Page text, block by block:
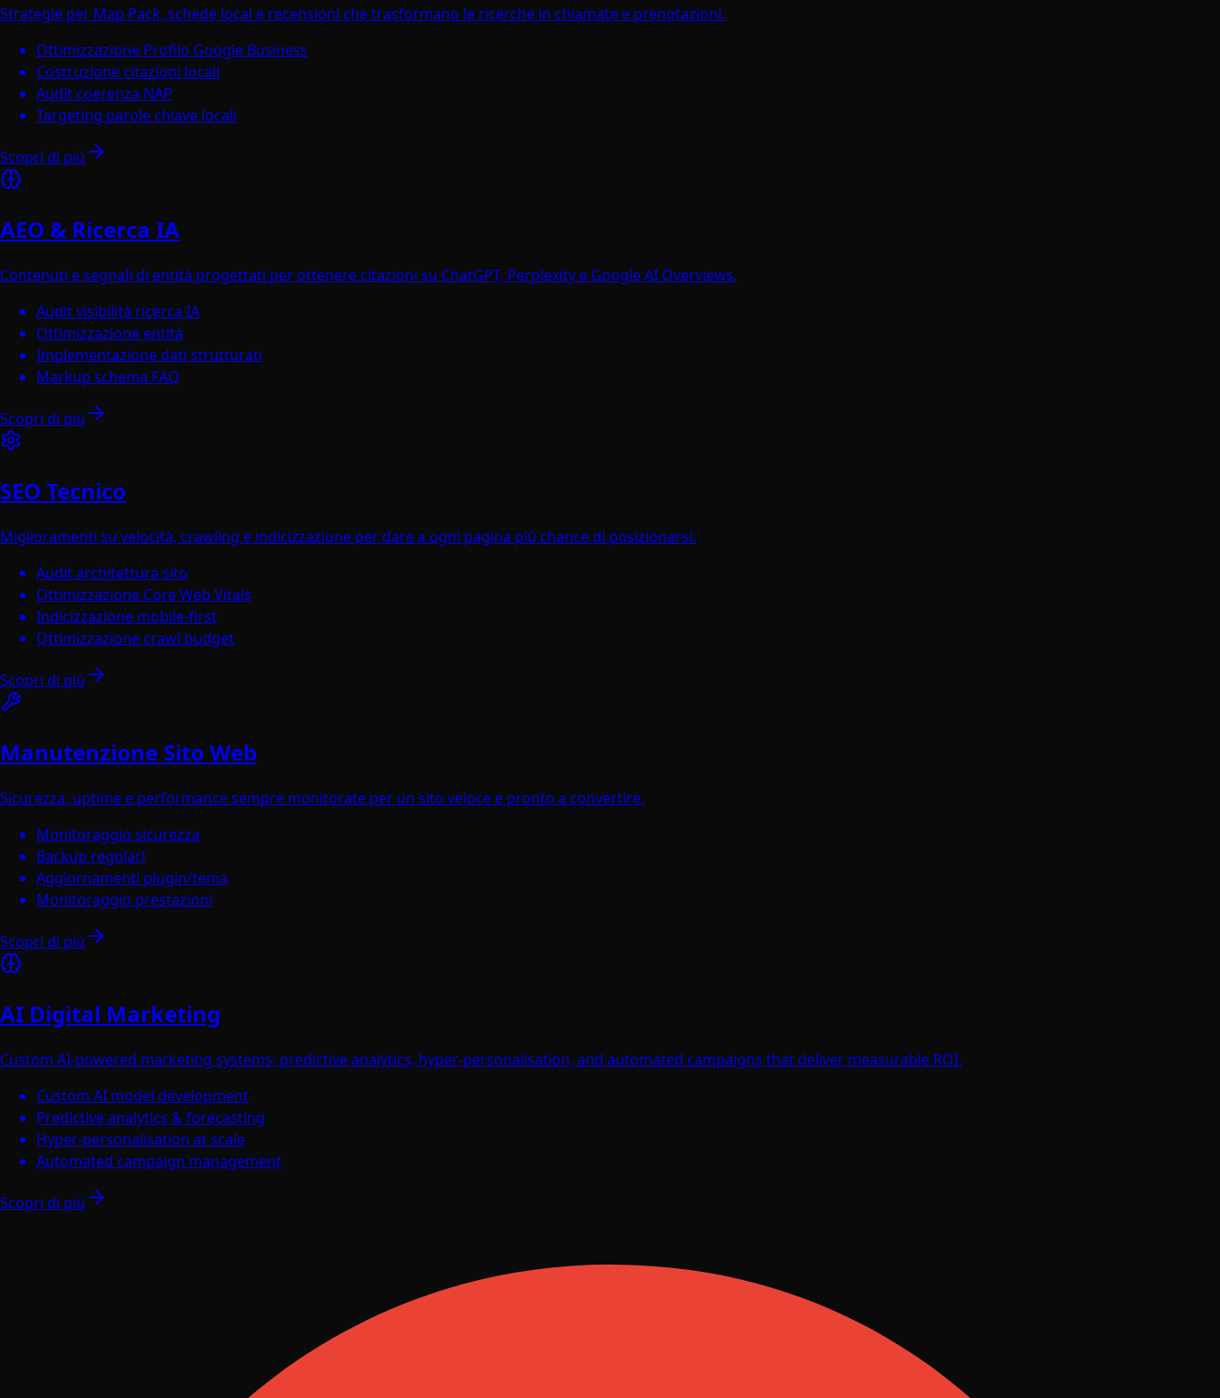
Strategie per Map Pack, schede local e recensioni che trasformano le ricerche in chiamate e prenotazioni.
Ottimizzazione Profilo Google Business
Costruzione citazioni locali
Audit coerenza NAP
Targeting parole chiave locali
Scopri di più
AEO & Ricerca IA
Contenuti e segnali di entità progettati per ottenere citazioni su ChatGPT, Perplexity e Google AI Overviews.
Audit visibilità ricerca IA
Ottimizzazione entità
Implementazione dati strutturati
Markup schema FAQ
Scopri di più
SEO Tecnico
Miglioramenti su velocità, crawling e indicizzazione per dare a ogni pagina più chance di posizionarsi.
Audit architettura sito
Ottimizzazione Core Web Vitals
Indicizzazione mobile-first
Ottimizzazione crawl budget
Scopri di più
Manutenzione Sito Web
Sicurezza, uptime e performance sempre monitorate per un sito veloce e pronto a convertire.
Monitoraggio sicurezza
Backup regolari
Aggiornamenti plugin/tema
Monitoraggio prestazioni
Scopri di più
AI Digital Marketing
Custom AI-powered marketing systems: predictive analytics, hyper-personalisation, and automated campaigns that deliver measurable ROI.
Custom AI model development
Predictive analytics & forecasting
Hyper-personalisation at scale
Automated campaign management
Scopri di più